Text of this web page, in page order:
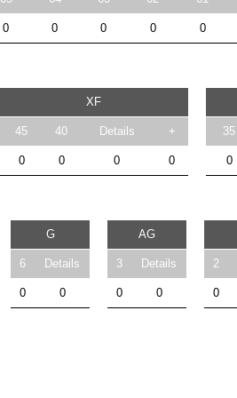
0 0 0 0 0
XF
45 40 Details + 35
0 0 0 0 0
G AG
6 Details 3 Details 2
0 0 0 0 0